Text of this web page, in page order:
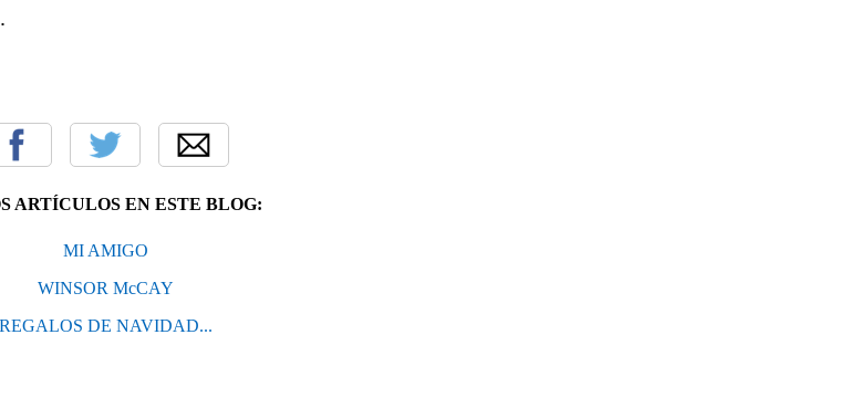
ARTÍCULOS EN ESTE BLOG:
MI AMIGO
WINSOR McCAY
REGALOS DE NAVIDAD...